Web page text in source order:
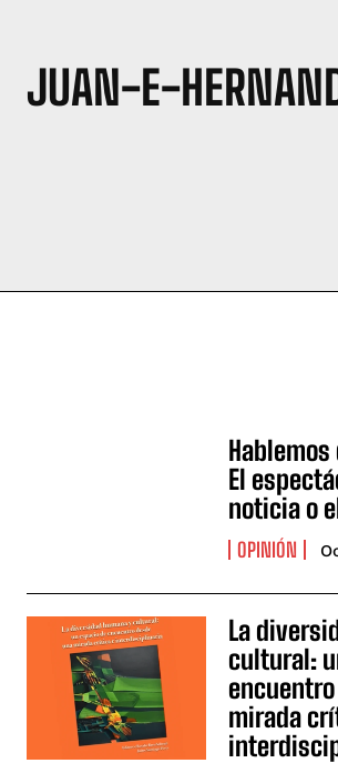
JUAN-E-
El
noticia o
OPINIÓN
La
cultural:
mirada